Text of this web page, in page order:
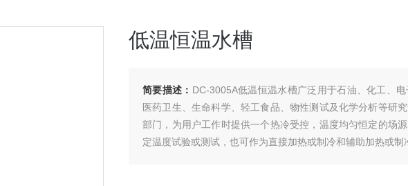
低温恒温水槽
简要描述： DC-3005A低温恒温水槽广泛用于石油、化工、
医药卫生、生命科学、轻工食品、物性测试及化学分析等研
部门，为用户工作时提供一个热冷受控，温度均匀恒定的场
定温度试验或测试，也可作为直接加热或制冷和辅助加热或制